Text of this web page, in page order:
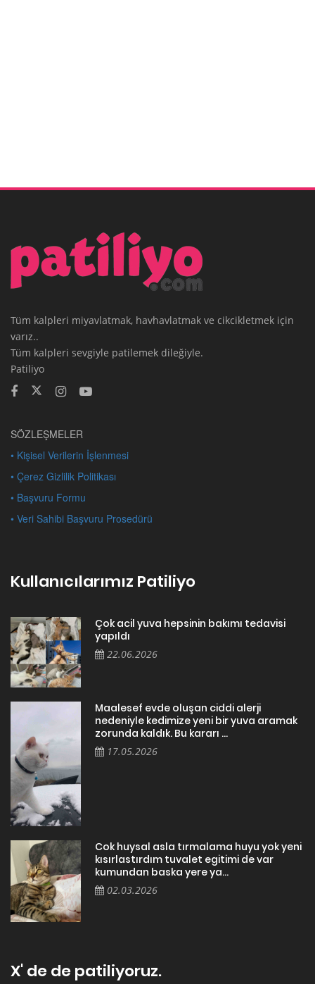
Tüm kalpleri miyavlatmak, havhavlatmak ve cikcikletmek için
varız..
Tüm kalpleri sevgiyle patilemek dileğiyle.
Patiliyo
SÖZLEŞMELER
• Kişisel Verilerin İşlenmesi
• Çerez Gizlilik Politikası
• Başvuru Formu
• Veri Sahibi Başvuru Prosedürü
Kullanıcılarımız Patiliyo
Çok acil yuva hepsinin bakımı tedavisi
yapıldı
22.06.2026
Maalesef evde oluşan ciddi alerji
nedeniyle kedimize yeni bir yuva aramak
zorunda kaldık. Bu kararı ...
17.05.2026
Cok huysal asla tırmalama huyu yok yeni
kısırlastırdım tuvalet egitimi de var
kumundan baska yere ya...
02.03.2026
X' de de patiliyoruz.